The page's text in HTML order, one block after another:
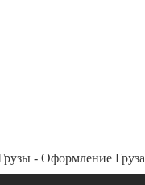
- Оформление Груза